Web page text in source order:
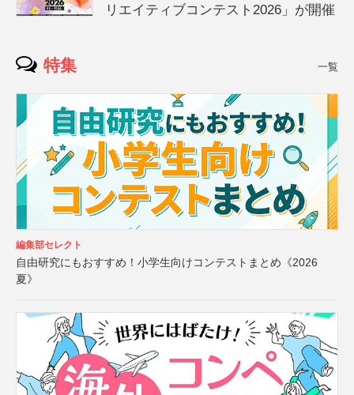
リエイティブコンテスト2026」が開催
特集 一覧
編集部セレクト
自由研究にもおすすめ！小学生向けコンテストまとめ《2026
夏》